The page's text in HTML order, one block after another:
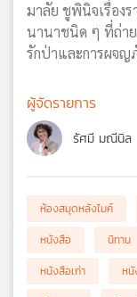
มาลัย ชูพินิจเรื่อง
นานาชนิด ๆ ที่ถ่า
รักป่าและการผจญ
ผู้จัดรายการ
รัศมี มณีนิล
ห้องสมุดหลังไมค์
หนังสือ
นิทาน
หนังสือเก่า
หนั